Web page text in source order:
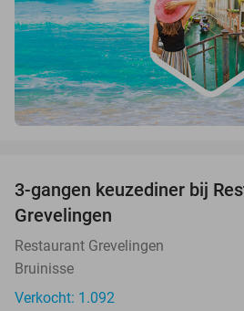
3-gangen keuzediner bij
Grevelingen
Restaurant Grevelingen
Bruinisse
Verkocht: 1.092